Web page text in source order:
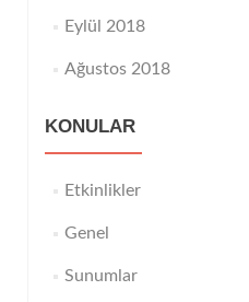
Eylül 2018
Ağustos 2018
KONULAR
Etkinlikler
Genel
Sunumlar